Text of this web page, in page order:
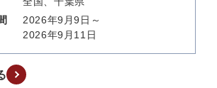
2026年9月9日～
2026年9月11日